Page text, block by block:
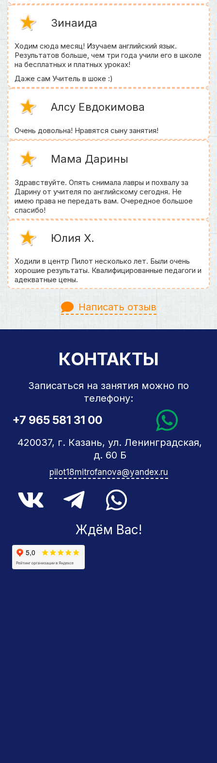
Зинаида
Ходим сюда месяц! Изучаем английский язык.
Результатов больше, чем три года учили его в школе
на бесплатных и платных уроках!
Даже сам Учитель в шоке :)
Алсу Евдокимова
Очень довольна! Нравятся сыну занятия!
Мама Дарины
Здравствуйте. Опять снимала лавры и похвалу за
Дарину от учителя по английскому сегодня. Не
имею права не передать вам. Очередное большое
спасибо!
Юлия Х.
Ходили в центр Пилот несколько лет. Были очень
хорошие результаты. Квалифицированные педагоги и
адекватные цены.
Написать отзыв
КОНТАКТЫ
Записаться на занятия можно по
телефону:
+7 965 581 31 00
420037, г. Казань, ул. Ленинградская,
д. 60 Б
pilot18mitrofanova@yandex.ru
Ждём Вас!